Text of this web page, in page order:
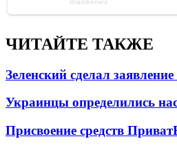
ЧИТАЙТЕ ТАКЖЕ
Зеленский сделал
Украинцы определились
Присвоение средств